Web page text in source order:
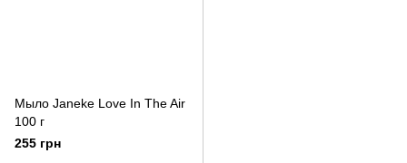
Мыло Janeke Love In The Air
100 г
255 грн